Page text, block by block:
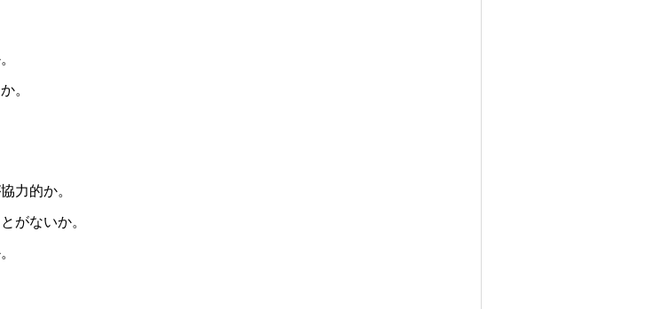
。
力的か。
がないか。